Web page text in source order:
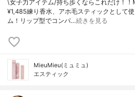
\女子力アイテム/持ち歩くならこれだけ！！
¥1,485練り香水、アホ毛スティックとして
ム！リップ型でコンパ…続きを見る
MieuMieu(ミュミュ)
エスティック